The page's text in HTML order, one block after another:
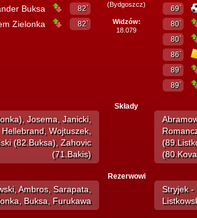
Buksa 82`
Zielonka 82`
(Bydgoszcz)
Widzów:
18.079
69`
80`
80`
86`
89`
89`
Składy
Josema, Janicki,
Wojtuszek,
(82.Buksa), Zahovic
(71.Bakis)
Rezerwowi
Ambros, Sarapata,
Buksa, Furukawa
Stryjek -